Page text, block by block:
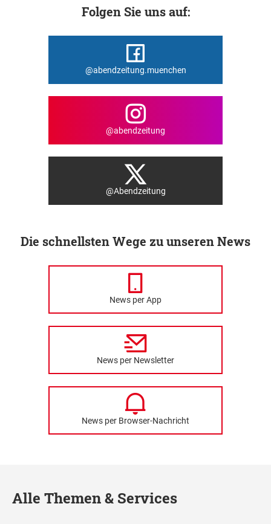
Folgen Sie uns auf:
@abendzeitung.muenchen
@abendzeitung
@Abendzeitung
Die schnellsten Wege zu unseren News
News per App
News per Newsletter
News per Browser-Nachricht
Alle Themen & Services